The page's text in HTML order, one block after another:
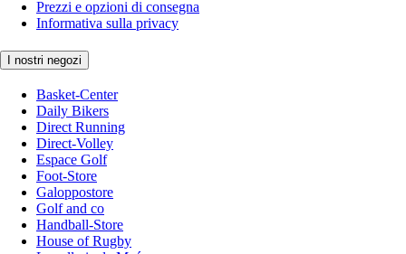
Prezzi e opzioni di consegna
Informativa sulla privacy
I nostri negozi
Basket-Center
Daily Bikers
Direct Running
Direct-Volley
Espace Golf
Foot-Store
Galoppostore
Golf and co
Handball-Store
House of Rugby